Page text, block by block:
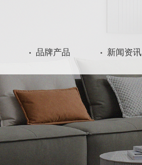
品牌产品 新闻资讯